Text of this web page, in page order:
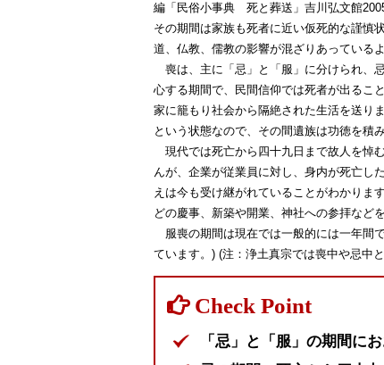
編「民俗小事典 死と葬送」吉川弘文館
その期間は家族も死者に近い仮死的な謹慎
道、仏教、儒教の影響が混ざりあっているよ
喪は、主に「忌」と「服」に分けられ、
心する期間で、民間信仰では死者が出るこ
家に籠もり社会から隔絶された生活を送り
という状態なので、その間遺族は功徳を積
現代では死亡から四十九日まで故人を悼
んが、企業が従業員に対し、身内が死亡し
えは今も受け継がれていることがわかりま
どの慶事、新築や開業、神社への参拝など
服喪の期間は現在では一般的には一年間
ています。) (注：浄土真宗では喪中や忌中
「忌」と「服」の期間に